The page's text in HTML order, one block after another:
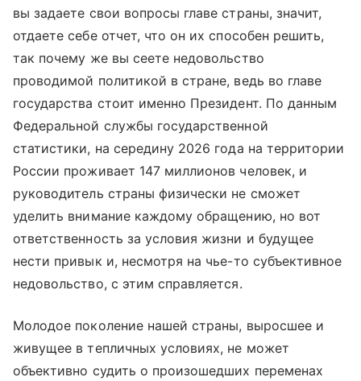
вы задаете свои вопросы главе страны, значит,
отдаете себе отчет, что он их способен решить,
так почему же вы сеете недовольство
проводимой политикой в стране, ведь во главе
государства стоит именно Президент. По данным
Федеральной службы государственной
статистики, на середину 2026 года на территории
России проживает 147 миллионов человек, и
руководитель страны физически не сможет
уделить внимание каждому обращению, но вот
ответственность за условия жизни и будущее
нести привык и, несмотря на чье-то субъективное
недовольство, с этим справляется.
Молодое поколение нашей страны, выросшее и
живущее в тепличных условиях, не может
объективно судить о произошедших переменах